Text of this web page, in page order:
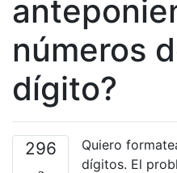
números
dígito?
296
Quiero
dígitos. El